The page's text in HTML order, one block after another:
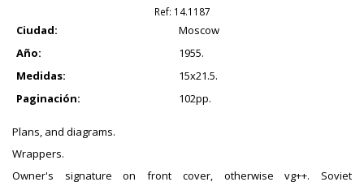
Ref: 14.1187
Ciudad:
Moscow
Año:
1955.
Medidas:
15x21.5.
Paginación:
102pp.
Plans, and diagrams.
Wrappers.
Owner's signature on front cover, otherwise vg++. Soviet